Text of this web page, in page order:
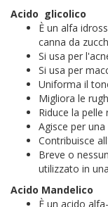
Acido glicolico
È un alfa
canna da
Si usa per
Si usa per
Uniforma il
Migliora le
Riduce la pelle
Agisce per
Contribuisce
Breve o
utilizzato in
Acido Mandelico
È un acido